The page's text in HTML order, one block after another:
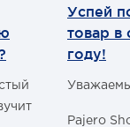
Успей
товар в
году!
Pajero